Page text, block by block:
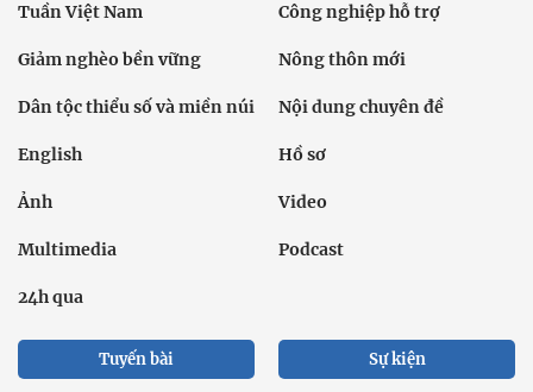
Tuần Việt Nam Công nghiệp hỗ trợ
Giảm nghèo bền vững Nông thôn mới
Dân tộc thiểu số và miền núi Nội dung chuyên đề
English Hồ sơ
Ảnh Video
Multimedia Podcast
24h qua
Tuyến bài Sự kiện